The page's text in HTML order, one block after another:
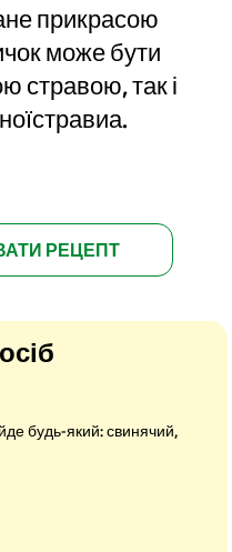
прикрасою
може бути
стравою, так і
РЕЦЕПТ
будь-який: свинячий,